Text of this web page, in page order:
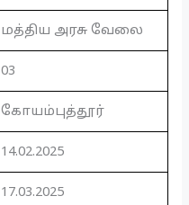
மத்திய அரசு வேலை
03
கோயம்புத்தூர்
14.02.2025
17.03.2025